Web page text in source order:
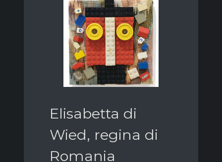
Elisabetta di
Wied, regina di
Romania